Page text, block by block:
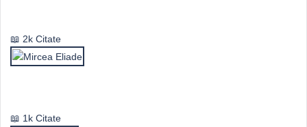
2k Citate
1k Citate